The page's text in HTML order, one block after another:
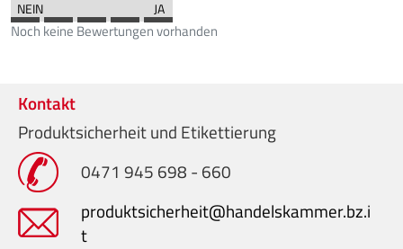
Noch keine Bewertungen vorhanden
Kontakt
Produktsicherheit und Etikettierung
0471 945 698 - 660
produktsicherheit@handelskammer.bz.i
t